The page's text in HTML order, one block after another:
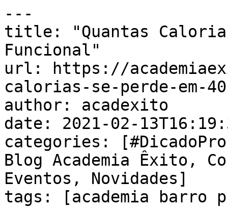
---
title: "Quantas Calorias
Funcional"
url: https://
calorias-se-perde-em-
author: acadexito
date: 2021-02-
categories:
Blog Academia Êxito,
Eventos, Novidades]
tags: [academia barro